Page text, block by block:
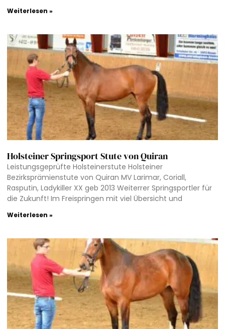
Weiterlesen »
Holsteiner Springsport Stute von Quiran
Leistungsgeprüfte Holsteinerstute Holsteiner
Bezirksprämienstute von Quiran MV Larimar, Coriall,
Rasputin, Ladykiller XX geb 2013 Weiterrer Springsportler für
die Zukunft! Im Freispringen mit viel Übersicht und
Weiterlesen »